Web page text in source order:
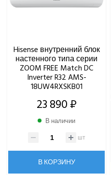
Hisense внутренний блок
настенного типа серии
ZOOM FREE Match DC
Inverter R32 AMS-
18UW4RXSKB01
23 890 ₽
В наличии
шт
В КОРЗИНУ